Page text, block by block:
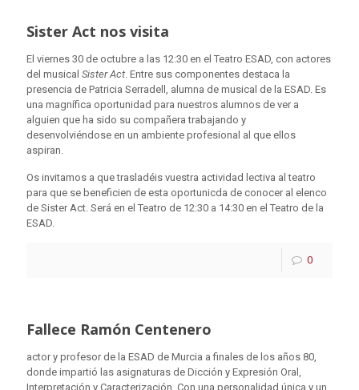
Sister Act nos visita
El viernes 30 de octubre a las 12:30 en el Teatro ESAD, con actores
del musical Sister Act. Entre sus componentes destaca la
presencia de Patricia Serradell, alumna de musical de la ESAD. Es
una magnífica oportunidad para nuestros alumnos de ver a
alguien que ha sido su compañera trabajando y
desenvolviéndose en un ambiente profesional al que ellos
aspiran.
Os invitamos a que trasladéis vuestra actividad lectiva al teatro
para que se beneficien de esta oportunicda de conocer al elenco
de Sister Act. Será en el Teatro de 12:30 a 14:30 en el Teatro de la
ESAD.
0
Fallece Ramón Centenero
actor y profesor de la ESAD de Murcia a finales de los años 80,
donde impartió las asignaturas de Dicción y Expresión Oral,
Interpretación y Caracterización. Con una personalidad única y un